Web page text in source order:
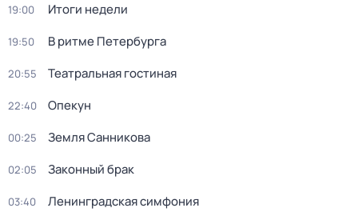
19:00 Итоги недели
19:50 В ритме Петербурга
20:55 Театральная гостиная
22:40 Опекун
00:25 Земля Санникова
02:05 Законный брак
03:40 Ленинградская симфония